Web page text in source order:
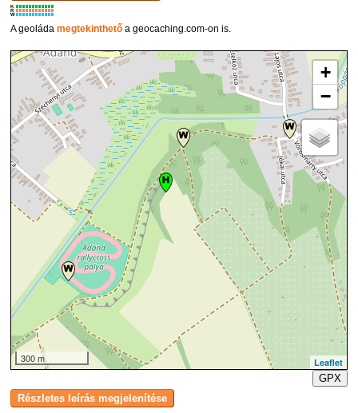
K
R
W
A geoládamegtekinthető a geocaching.com-on is.
+
−
300 m
Leaflet
GPX